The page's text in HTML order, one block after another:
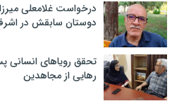
درخواست غلامعلی
دوستان سابقش در
تحقق رویاهای انسانی
رهایی از مجاهدین